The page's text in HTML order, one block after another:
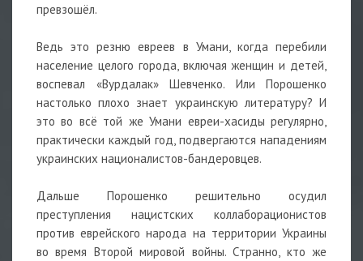
превзошёл.
Ведь это резню евреев в Умани, когда перебили
население целого города, включая женщин и детей,
воспевал «Вурдалак» Шевченко. Или Порошенко
настолько плохо знает украинскую литературу? И
это во всё той же Умани евреи-хасиды регулярно,
практически каждый год, подвергаются нападениям
украинских националистов-бандеровцев.
Дальше Порошенко решительно осудил
преступления нацистских коллаборационистов
против еврейского народа на территории Украины
во время Второй мировой войны. Странно, кто же